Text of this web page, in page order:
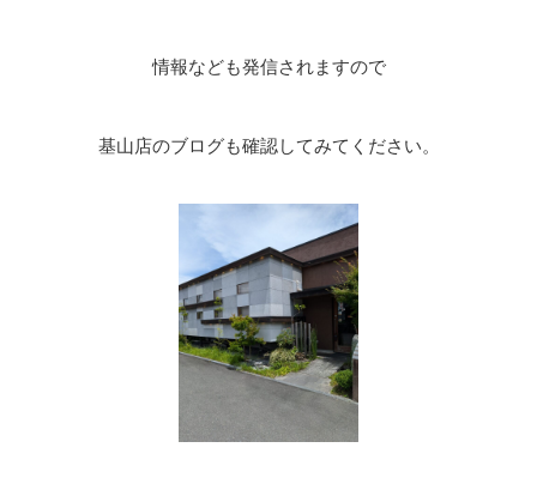
情報なども発信されますので
基山店のブログも確認してみてください。